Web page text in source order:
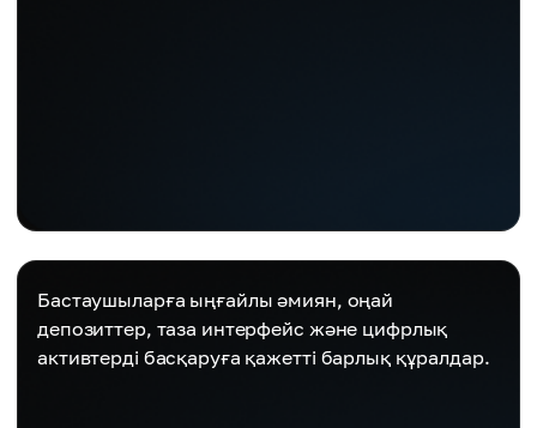
Бастаушыларға ыңғайлы әмиян, оңай
депозиттер, таза интерфейс және цифрлық
активтерді басқаруға қажетті барлық құралдар.